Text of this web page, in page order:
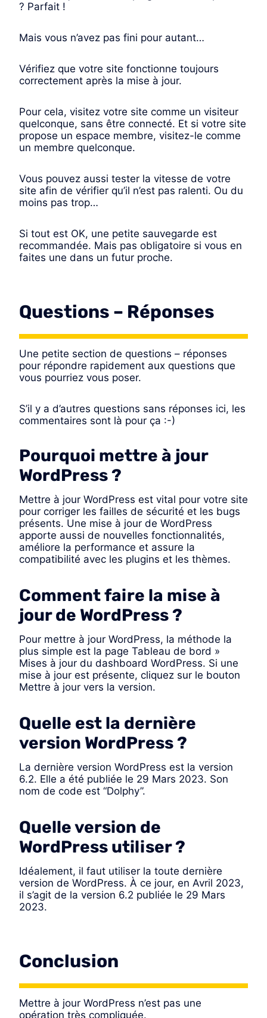
? Parfait !
Mais vous n’avez pas fini pour autant…
Vérifiez que votre site fonctionne toujours
correctement après la mise à jour.
Pour cela, visitez votre site comme un visiteur
quelconque, sans être connecté. Et si votre site
propose un espace membre, visitez-le comme
un membre quelconque.
Vous pouvez aussi tester la vitesse de votre
site afin de vérifier qu’il n’est pas ralenti. Ou du
moins pas trop…
Si tout est OK, une petite sauvegarde est
recommandée. Mais pas obligatoire si vous en
faites une dans un futur proche.
Questions – Réponses
Une petite section de questions – réponses
pour répondre rapidement aux questions que
vous pourriez vous poser.
S’il y a d’autres questions sans réponses ici, les
commentaires sont là pour ça :-)
Pourquoi mettre à jour
WordPress ?
Mettre à jour WordPress est vital pour votre site
pour corriger les failles de sécurité et les bugs
présents. Une mise à jour de WordPress
apporte aussi de nouvelles fonctionnalités,
améliore la performance et assure la
compatibilité avec les plugins et les thèmes.
Comment faire la mise à
jour de WordPress ?
Pour mettre à jour WordPress, la méthode la
plus simple est la page Tableau de bord »
Mises à jour du dashboard WordPress. Si une
mise à jour est présente, cliquez sur le bouton
Mettre à jour vers la version.
Quelle est la dernière
version WordPress ?
La dernière version WordPress est la version
6.2. Elle a été publiée le 29 Mars 2023. Son
nom de code est “Dolphy”.
Quelle version de
WordPress utiliser ?
Idéalement, il faut utiliser la toute dernière
version de WordPress. À ce jour, en Avril 2023,
il s’agit de la version 6.2 publiée le 29 Mars
2023.
Conclusion
Mettre à jour WordPress n’est pas une
opération très compliquée.